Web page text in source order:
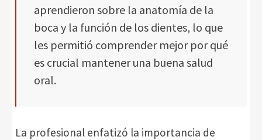
aprendieron sobre la anatomía de la
boca y la función de los dientes, lo que
les permitió comprender mejor por qué
es crucial mantener una buena salud
oral.
La profesional enfatizó la importancia de